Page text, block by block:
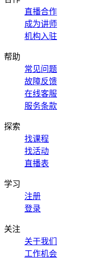
直播合作
成为讲师
机构入驻
帮助
常见问题
故障反馈
在线客服
服务条款
探索
找课程
找活动
直播表
学习
注册
登录
关注
关于我们
工作机会